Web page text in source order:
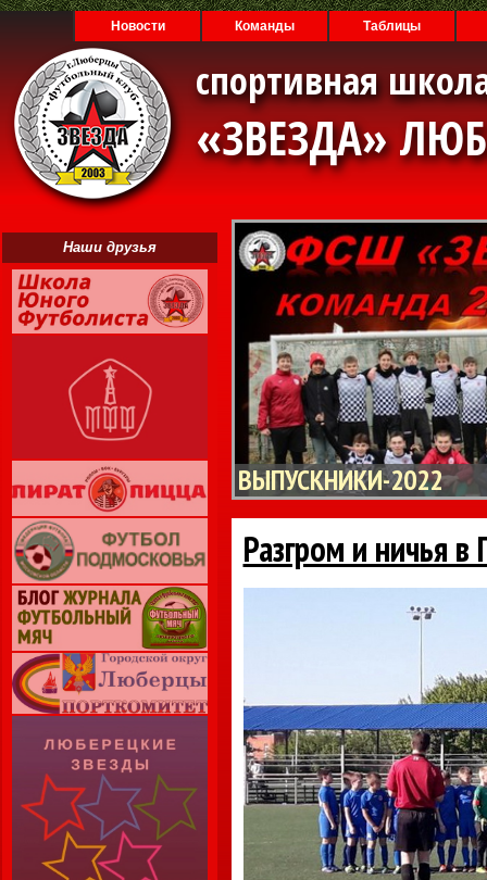
Новости Команды Таблицы
спортивная
«ЗВЕЗДА»
Наши друзья
ВЫПУСКНИКИ-2022
Разгром и ничья в